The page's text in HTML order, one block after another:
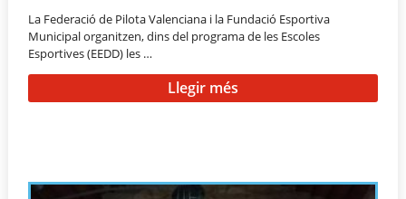
La Federació de Pilota Valenciana i la Fundació Esportiva
Municipal organitzen, dins del programa de les Escoles
Esportives (EEDD) les …
Llegir més